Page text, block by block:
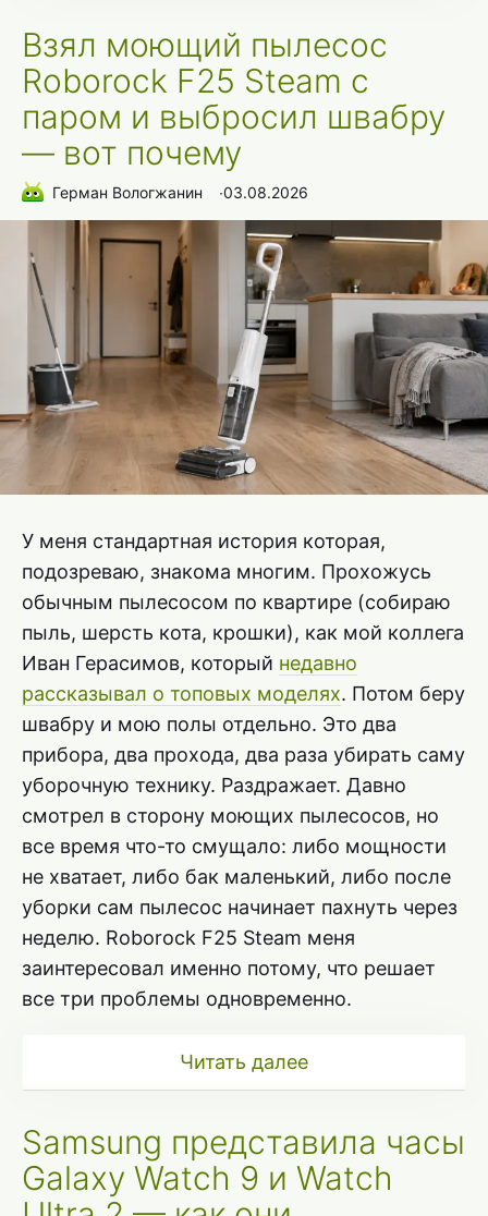
Взял моющий пылесос
Roborock F25 Steam с
паром и выбросил швабру
— вот почему
Герман Вологжанин ∙03.08.2026
У меня стандартная история которая,
подозреваю, знакома многим. Прохожусь
обычным пылесосом по квартире (собираю
пыль, шерсть кота, крошки), как мой коллега
Иван Герасимов, который недавно
рассказывал о топовых моделях. Потом беру
швабру и мою полы отдельно. Это два
прибора, два прохода, два раза убирать саму
уборочную технику. Раздражает. Давно
смотрел в сторону моющих пылесосов, но
все время что-то смущало: либо мощности
не хватает, либо бак маленький, либо после
уборки сам пылесос начинает пахнуть через
неделю. Roborock F25 Steam меня
заинтересовал именно потому, что решает
все три проблемы одновременно.
Читать далее
Samsung представила часы
Galaxy Watch 9 и Watch